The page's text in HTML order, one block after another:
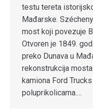
testu tereta
Mađarske.
most koji povezuje
Otvoren je 1849.
preko Dunava u
rekonstrukcija
kamiona Ford
poluprikolicama.…